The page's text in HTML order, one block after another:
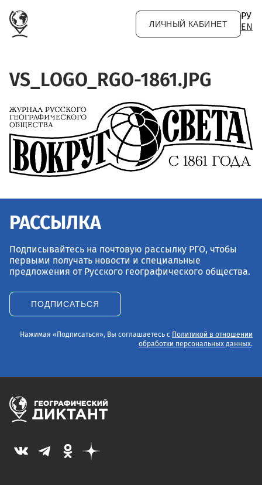
ЛИЧНЫЙ КАБИНЕТ
РУ
EN
VS_LOGO_RGO-1861.JPG
РАССЫЛКА
Подписывайтесь на почтовую рассылку РГО, чтобы
первыми получать новости и специальные
предложения от Русского географического общества.
ПОДПИСАТЬСЯ
Нажимая «Подписаться», Вы соглашаетесь с
Политикой в отношении
обработки персональных данных.